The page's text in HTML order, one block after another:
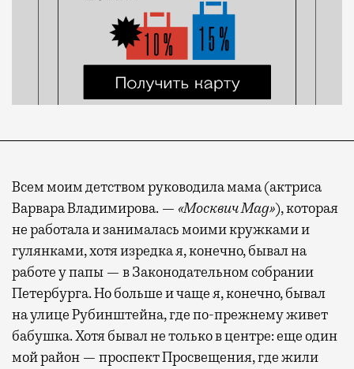
Всем моим детством руководила мама (актриса
Варвара Владимирова. — «Москвич Mag»), которая
не работала и занималась моими кружками и
гулянками, хотя изредка я, конечно, бывал на
работе у папы — в Законодательном собрании
Петербурга. Но больше и чаще я, конечно, бывал
на улице Рубинштейна, где по-прежнему живет
бабушка. Хотя бывал не только в центре: еще один
мой район — проспект Просвещения, где жили